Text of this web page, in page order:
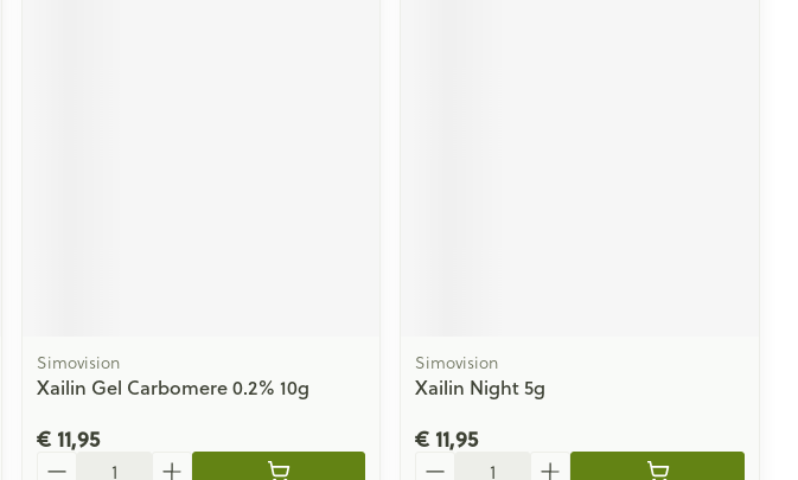
Simovision
Xailin Gel Carbomere 0.2% 10g
€ 11,95
Simovision
Xailin Night 5g
€ 11,95